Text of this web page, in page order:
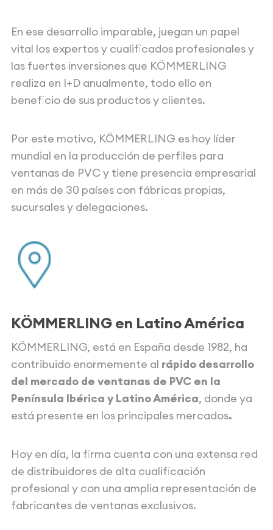
En ese desarrollo imparable, juegan un papel
vital los expertos y cualificados profesionales y
las fuertes inversiones que KÖMMERLING
realiza en I+D anualmente, todo ello en
beneficio de sus productos y clientes.
Por este motivo, KÖMMERLING es hoy líder
mundial en la producción de perfiles para
ventanas de PVC y tiene presencia empresarial
en más de 30 países con fábricas propias,
sucursales y delegaciones.
KÖMMERLING en Latino América
KÖMMERLING, está en España desde 1982, ha
contribuido enormemente al rápido desarrollo
del mercado de ventanas de PVC en la
Península Ibérica y Latino América, donde ya
está presente en los principales mercados.
Hoy en día, la firma cuenta con una extensa red
de distribuidores de alta cualificación
profesional y con una amplia representación de
fabricantes de ventanas exclusivos.